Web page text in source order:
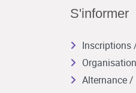
S'informer
Inscriptions
Alternance /